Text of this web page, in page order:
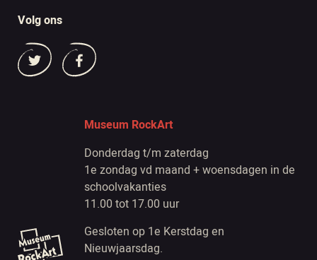
Volg ons
Museum RockArt
Donderdag t/m zaterdag
1e zondag vd maand + woensdagen in de
schoolvakanties
11.00 tot 17.00 uur
Gesloten op 1e Kerstdag en
Nieuwjaarsdag.